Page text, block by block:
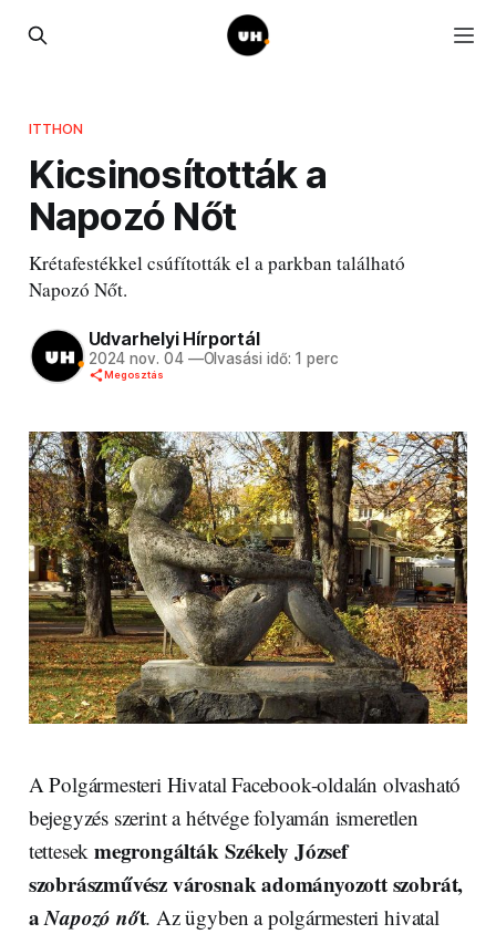
ITTHON
Kicsinosították a
Napozó Nőt
Krétafestékkel csúfították el a parkban található
Napozó Nőt.
Udvarhelyi Hírportál
2024 nov. 04 —Olvasási idő: 1 perc
Megosztás
A Polgármesteri Hivatal Facebook-oldalán olvasható
bejegyzés szerint a hétvége folyamán ismeretlen
tettesek megrongálták Székely József
szobrászművész városnak adományozott szobrát,
aNapozó nőt. Az ügyben a polgármesteri hivatal